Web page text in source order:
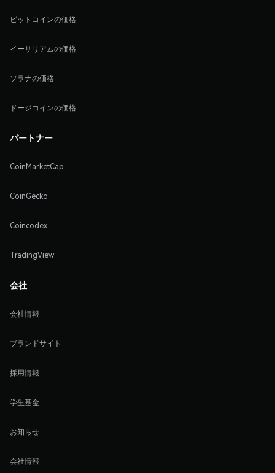
ビットコインの価格
イーサリアムの価格
ソラナの価格
ドージコインの価格
パートナー
CoinMarketCap
CoinGecko
Coincodex
TradingView
会社
会社情報
ブランドサイト
採用情報
学生基金
お知らせ
会社情報